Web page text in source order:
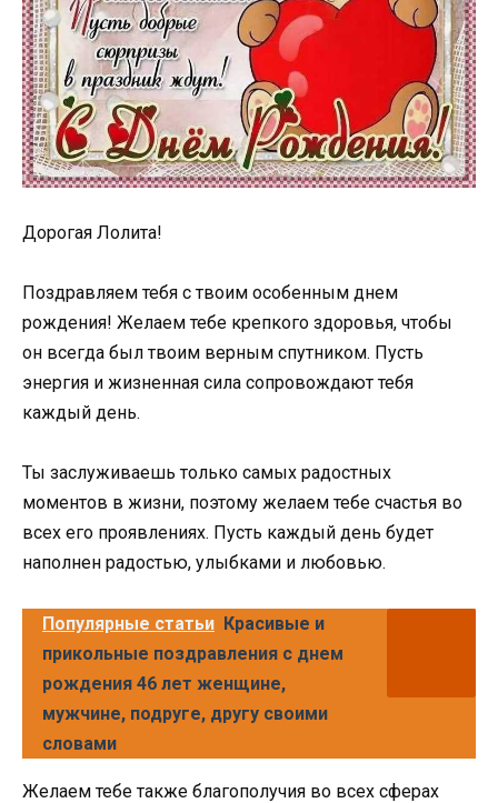
Дорогая Лолита!
Поздравляем тебя с твоим особенным днем
рождения! Желаем тебе крепкого здоровья, чтобы
он всегда был твоим верным спутником. Пусть
энергия и жизненная сила сопровождают тебя
каждый день.
Ты заслуживаешь только самых радостных
моментов в жизни, поэтому желаем тебе счастья во
всех его проявлениях. Пусть каждый день будет
наполнен радостью, улыбками и любовью.
Популярные статьи Красивые и
прикольные поздравления с днем
рождения 46 лет женщине,
мужчине, подруге, другу своими
словами
Желаем тебе также благополучия во всех сферах